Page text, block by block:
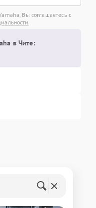
Вы соглашаетесь с
в Чите: